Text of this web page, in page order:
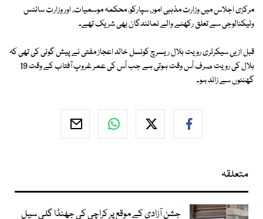
مرکزی اجلاس میں وزارت مذہبی امور، سپارکو، محکمہ موسمیات، اور وزارت سائنس
وٹیکنالوجی سے تعلق رکھنے والے نمائندگان بھی شریک تھے۔
قبل ازیں سیکرٹری رویت ہلال ریسرچ کونسل خالد اعجاز مفتی نے پیش گوئی کی تھی کہ
ہلال کی رویت صرف اُس وقت ہوتی ہے جب اُس کی عمر غروبِ آفتاب کے وقت 19
گھنٹوں سے زائد ہو۔
متعلقہ
جشن آزادی کے موقع پر کراچی کی جھنڈا گلی سیل